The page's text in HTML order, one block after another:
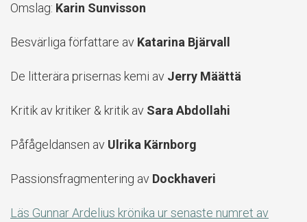
Omslag: Karin Sunvisson
Besvärliga författare av Katarina Bjärvall
De litterära prisernas kemi av Jerry Määttä
Kritik av kritiker & kritik av Sara Abdollahi
Påfågeldansen av Ulrika Kärnborg
Passionsfragmentering av Dockhaveri
Läs Gunnar Ardelius krönika ur senaste numret av